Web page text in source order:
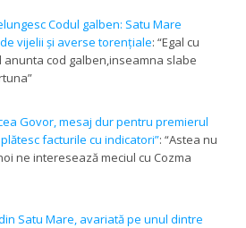
Codul galben: Satu Mare
vijelii și averse torențiale: “Egal cu
anunta cod galben,inseamna slabe
”
Govor, mesaj dur pentru premierul
facturile cu indicatori”: “Astea nu
ne interesează meciul cu Cozma
Satu Mare, avariată pe unul dintre